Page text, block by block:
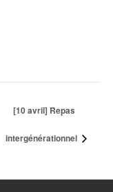
[10 avril] Repas
intergénérationnel